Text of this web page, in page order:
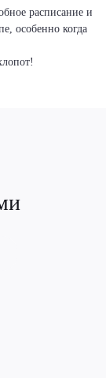
расписание и
особенно когда